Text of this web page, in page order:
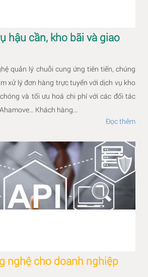
hậu cần, kho bãi và giao
quản lý chuỗi cung ứng tiên tiến, chúng
xử lý đơn hàng trực tuyến với dịch vụ kho
và tối ưu hoá chi phí với các đối tác
Khách hàng...
Đọc thêm
nghệ cho doanh nghiệp